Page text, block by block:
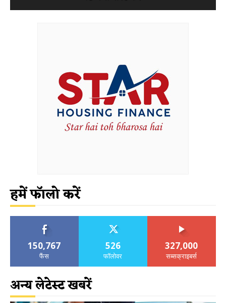
हमें फॉलो करें
150,767
फैंस
526
फॉलोवर
327,000
सब्सक्राइबर्स
अन्य लेटेस्ट खबरें